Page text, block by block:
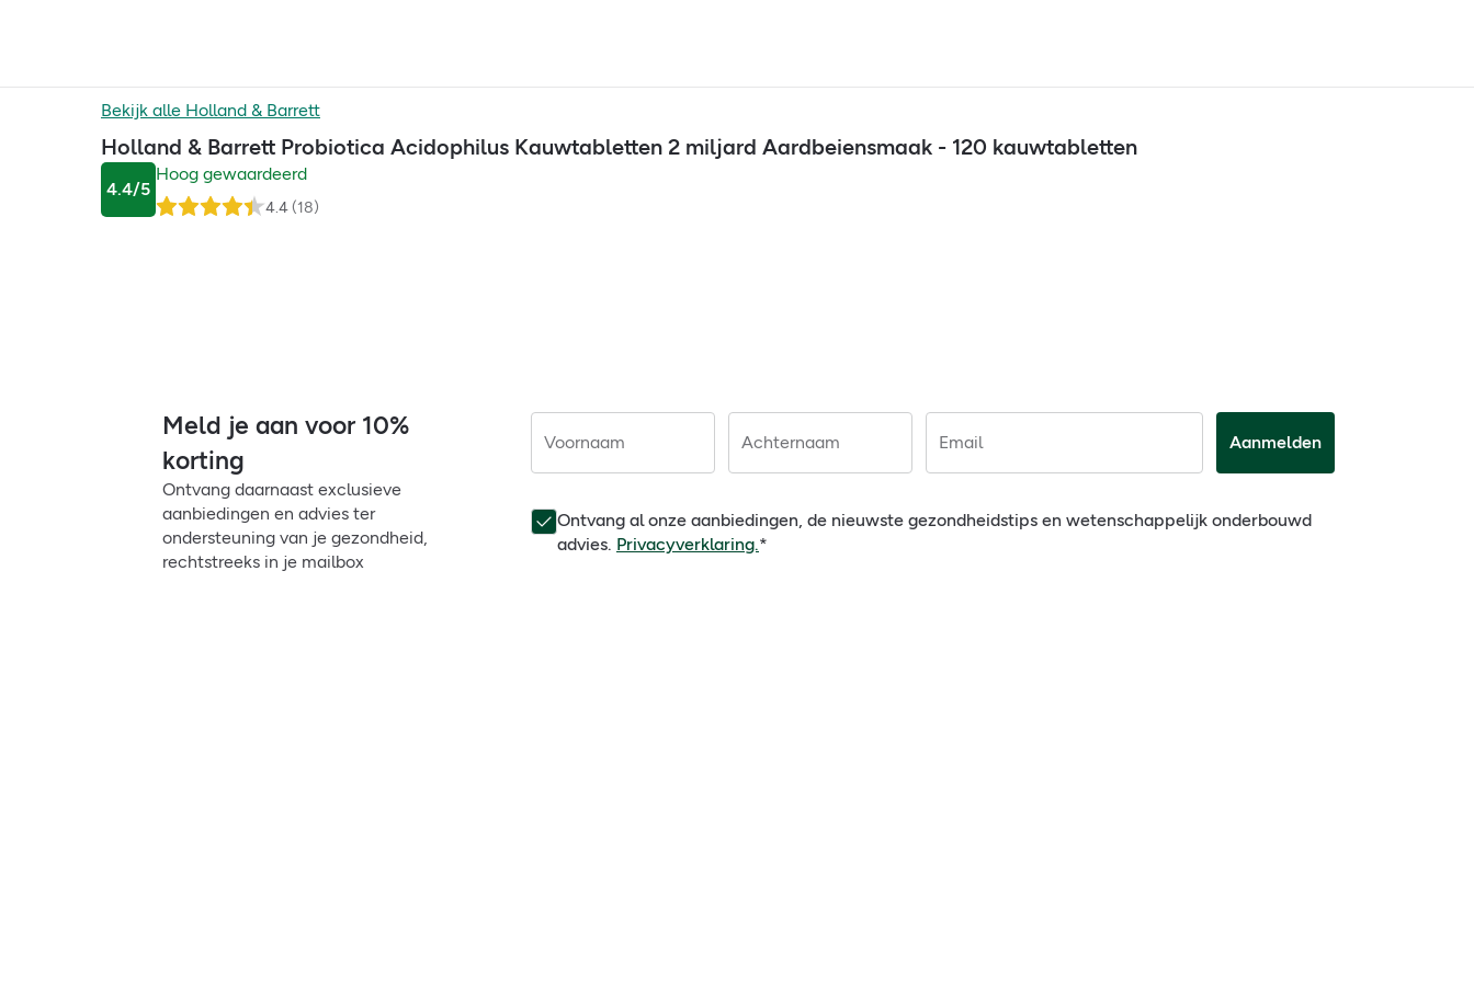
Bekijk alle Holland & Barrett
Holland & Barrett Probiotica Acidophilus Kauwtabletten 2 miljard Aardbeiensmaak - 120 kauwtabletten
4.4/5
Hoog gewaardeerd
4.4(18)
Meld je aan voor 10%
korting
Ontvang daarnaast exclusieve
aanbiedingen en advies ter
ondersteuning van je gezondheid,
rechtstreeks in je mailbox
Voornaam Achternaam Email Aanmelden
Ontvang al onze aanbiedingen, de nieuwste gezondheidstips en wetenschappelijk onderbouwd
advies. Privacyverklaring.*